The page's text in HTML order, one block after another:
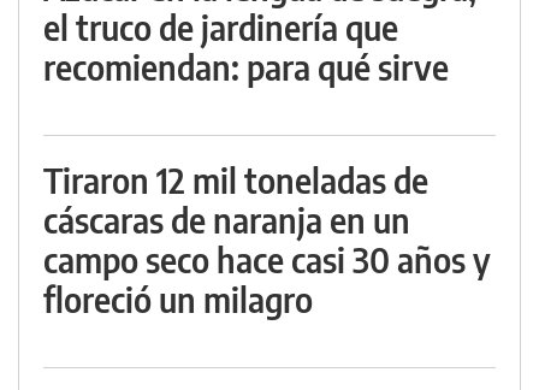
el truco de jardinería que
recomiendan: para qué sirve
Tiraron 12 mil toneladas de
cáscaras de naranja en un
campo seco hace casi 30 años y
floreció un milagro